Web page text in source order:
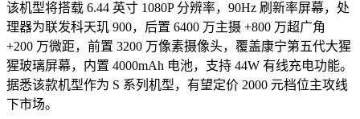
该机型将搭载 6.44 英寸 1080P 分辨率，90Hz 刷新率屏幕，处
理器为联发科天玑 900，后置 6400 万主摄 +800 万超广角
+200 万微距，前置 3200 万像素摄像头，覆盖康宁第五代大猩
猩玻璃屏幕，内置 4000mAh 电池，支持 44W 有线充电功能。
据悉该款机型作为 S 系列机型，有望定价 2000 元档位主攻线
下市场。